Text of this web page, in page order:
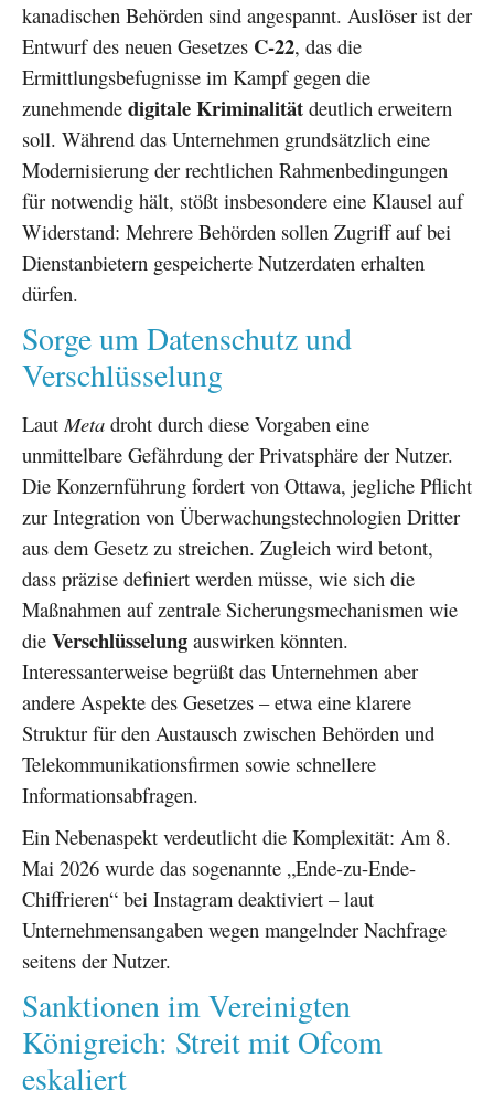
kanadischen Behörden sind angespannt. Auslöser ist der
Entwurf des neuen Gesetzes C-22, das die
Ermittlungsbefugnisse im Kampf gegen die
zunehmende digitale Kriminalität deutlich erweitern
soll. Während das Unternehmen grundsätzlich eine
Modernisierung der rechtlichen Rahmenbedingungen
für notwendig hält, stößt insbesondere eine Klausel auf
Widerstand: Mehrere Behörden sollen Zugriff auf bei
Dienstanbietern gespeicherte Nutzerdaten erhalten
dürfen.
Sorge um Datenschutz und
Verschlüsselung
LautMeta droht durch diese Vorgaben eine
unmittelbare Gefährdung der Privatsphäre der Nutzer.
Die Konzernführung fordert von Ottawa, jegliche Pflicht
zur Integration von Überwachungstechnologien Dritter
aus dem Gesetz zu streichen. Zugleich wird betont,
dass präzise definiert werden müsse, wie sich die
Maßnahmen auf zentrale Sicherungsmechanismen wie
die Verschlüsselung auswirken könnten.
Interessanterweise begrüßt das Unternehmen aber
andere Aspekte des Gesetzes – etwa eine klarere
Struktur für den Austausch zwischen Behörden und
Telekommunikationsfirmen sowie schnellere
Informationsabfragen.
Ein Nebenaspekt verdeutlicht die Komplexität: Am 8.
Mai 2026 wurde das sogenannte „Ende-zu-Ende-
Chiffrieren“ bei Instagram deaktiviert – laut
Unternehmensangaben wegen mangelnder Nachfrage
seitens der Nutzer.
Sanktionen im Vereinigten
Königreich: Streit mit Ofcom
eskaliert